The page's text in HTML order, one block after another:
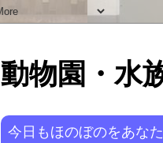
動物園・水
今日もほのぼのをあな